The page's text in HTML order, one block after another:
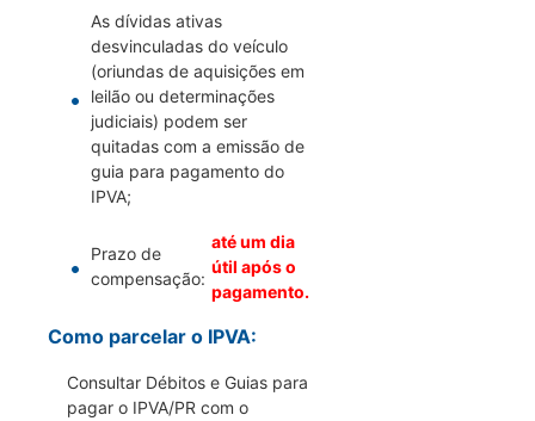
As dívidas ativas
desvinculadas do veículo
(oriundas de aquisições em
leilão ou determinações
judiciais) podem ser
quitadas com a emissão de
guia para pagamento do
IPVA;
Prazo de
compensação:
até um dia
útil após o
pagamento.
Como parcelar o IPVA:
Consultar Débitos e Guias para
pagar o IPVA/PR com o